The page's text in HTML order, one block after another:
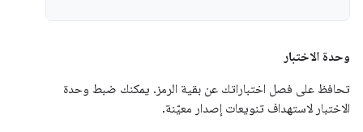
وحدة الاختبار
تحافظ على فصل اختباراتك عن بقية الرمز. يمكنك ضبط وحدة
الاختبار لاستهداف تنويعات إصدار معيّنة.